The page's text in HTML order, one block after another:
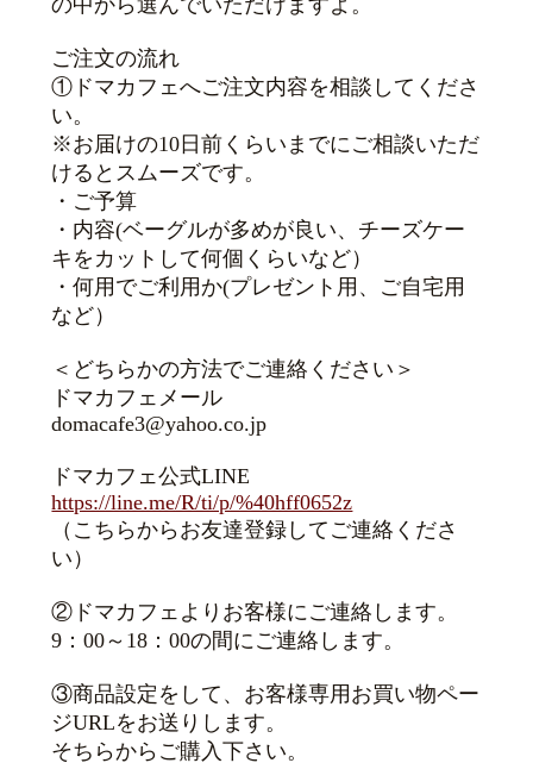
ご注文の流れ
①ドマカフェへご注文内容を相談してくださ
い。
※お届けの10日前くらいまでにご相談いただ
けるとスムーズです。
・ご予算
・内容(ベーグルが多めが良い、チーズケー
キをカットして何個くらいなど）
・何用でご利用か(プレゼント用、ご自宅用
など）
＜どちらかの方法でご連絡ください＞
ドマカフェメール
domacafe3@yahoo.co.jp
ドマカフェ公式LINE
https://line.me/R/ti/p/%40hff0652z
（こちらからお友達登録してご連絡くださ
い）
②ドマカフェよりお客様にご連絡します。
9：00～18：00の間にご連絡します。
③商品設定をして、お客様専用お買い物ペー
ジURLをお送りします。
そちらからご購入下さい。